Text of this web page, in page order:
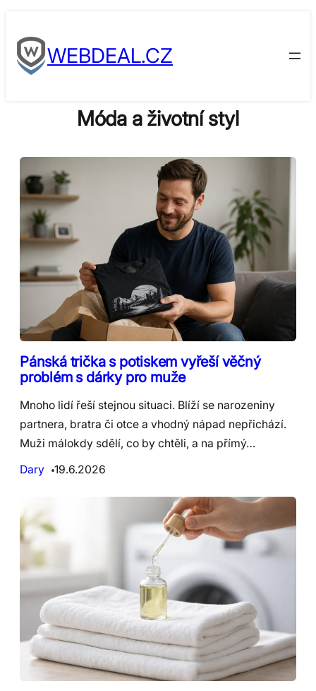
to
contentWEBDEAL.CZ
Móda a životní styl
Pánská trička s potiskem vyřeší věčný
problém s dárky pro muže
Mnoho lidí řeší stejnou situaci. Blíží se narozeniny
partnera, bratra či otce a vhodný nápad nepřichází.
Muži málokdy sdělí, co by chtěli, a na přímý…
Dary
19.6.2026